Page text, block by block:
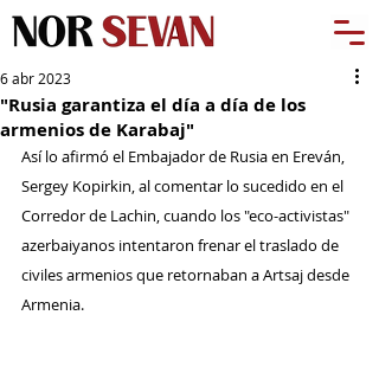
"Rusia garantiza el día a día de los
armenios de Karabaj"
6 abr 2023
Así lo afirmó el Embajador de Rusia en Ereván,
Sergey Kopirkin, al comentar lo sucedido en el
Corredor de Lachin, cuando los "eco-activistas"
azerbaiyanos intentaron frenar el traslado de
civiles armenios que retornaban a Artsaj desde
Armenia.